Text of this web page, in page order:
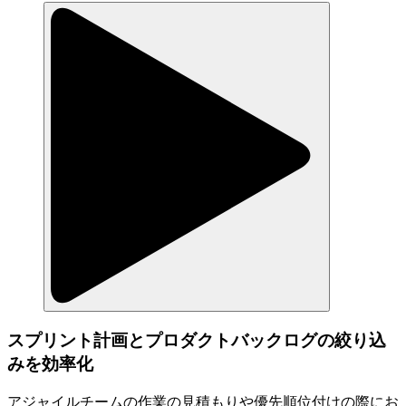
スプリント計画とプロダクトバックログの絞り込
みを効率化
アジャイルチームの作業の見積もりや優先順位付けの際にお